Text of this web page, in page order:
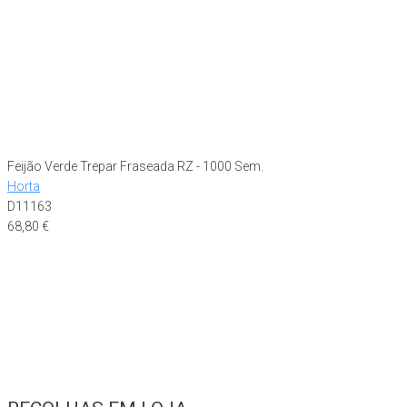
Feijão Verde Trepar Fraseada RZ - 1000 Sem.
Horta
D11163
68,80 €